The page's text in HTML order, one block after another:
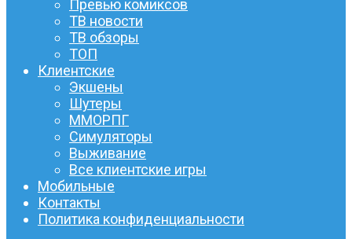
Превью комиксов
ТВ новости
ТВ обзоры
ТОП
Клиентские
Экшены
Шутеры
ММОРПГ
Симуляторы
Выживание
Все клиентские игры
Мобильные
Контакты
Политика конфиденциальности